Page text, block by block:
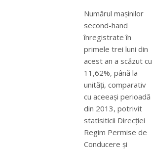
Numărul maşinilor
second-hand
înregistrate în
primele trei luni din
acest an a scăzut cu
11,62%, până la
unităţi, comparativ
cu aceeaşi perioadă
din 2013, potrivit
statisiticii Direcţiei
Regim Permise de
Conducere şi